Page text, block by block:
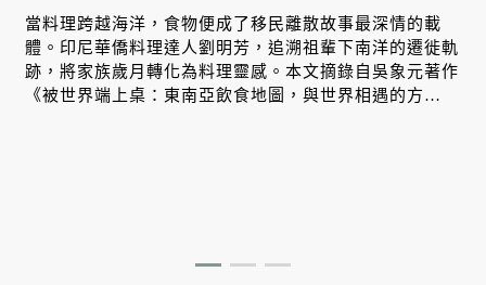
當料理跨越海洋，食物便成了移民離散故事最深情的載
體。印尼華僑料理達人劉明芳，追溯祖輩下南洋的遷徙軌
跡，將家族歲月轉化為料理靈感。本文摘錄自吳象元著作
《被世界端上桌：東南亞飲食地圖，與世界相遇的方